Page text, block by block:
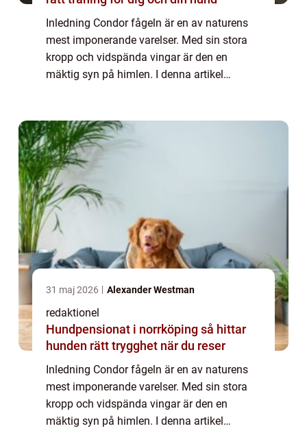
Inledning Condor fågeln är en av naturens
mest imponerande varelser. Med sin stora
kropp och vidspända vingar är den en
mäktig syn på himlen. I denna artikel
aspekter, inkl...
31 maj 2026 Alexander Westman
redaktionel
Hundpensionat i norrköping så hittar
hunden rätt trygghet när du reser
Inledning Condor fågeln är en av naturens
mest imponerande varelser. Med sin stora
kropp och vidspända vingar är den en
mäktig syn på himlen. I denna artikel